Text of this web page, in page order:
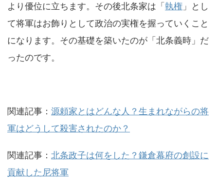
より優位に立ちます。その後北条家は「執権 」とし
て将軍はお飾りとして政治の実権を握っていくこと
になります。その基礎を築いたのが「北条義時」だ
ったのです。
関連記事： 源頼家とはどんな人？生まれながらの将
軍はどうして殺害されたのか？
関連記事： 北条政子は何をした？鎌倉幕府の創設に
貢献した尼将軍